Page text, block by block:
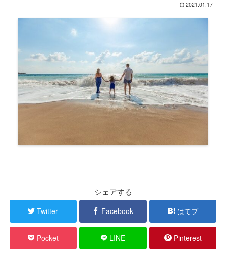
2021.01.17
シェアする
Twitter Facebook はてブ
Pocket LINE Pinterest